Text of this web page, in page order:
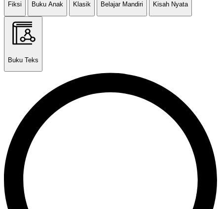
Fiksi Buku Anak Klasik Belajar Mandiri Kisah Nyata
Buku Teks